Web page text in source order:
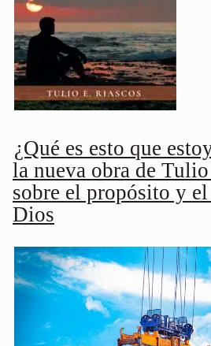
¿Qué es esto que
la nueva obra de
sobre el propósito y
Dios